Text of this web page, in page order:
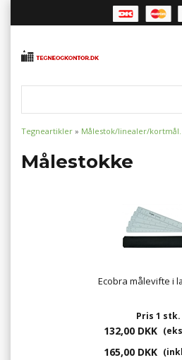
Tegneartikler » Målestok/linealer/
Målestokke
Ecobra målevifte i
Pris 1 stk.
132,00 DKK
165,00 DKK